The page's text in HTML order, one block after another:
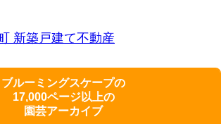
新築戸建て不動産
ブルーミングスケープの
17,000ページ以上の
園芸アーカイブ